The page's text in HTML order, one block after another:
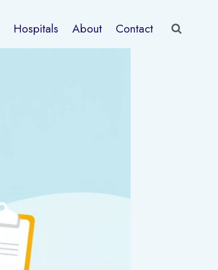
Hospitals About Contact